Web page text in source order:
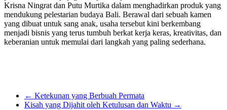
Krisna Ningrat dan Putu Murtika dalam menghadirkan produk yang
mendukung pelestarian budaya Bali. Berawal dari sebuah kamen
yang dibuat untuk sang anak, usaha tersebut kini berkembang
menjadi bisnis yang terus tumbuh berkat kerja keras, kreativitas, dan
keberanian untuk memulai dari langkah yang paling sederhana.
← Ketekunan yang Berbuah Permata
Kisah yang Dijahit oleh Ketulusan dan Waktu →